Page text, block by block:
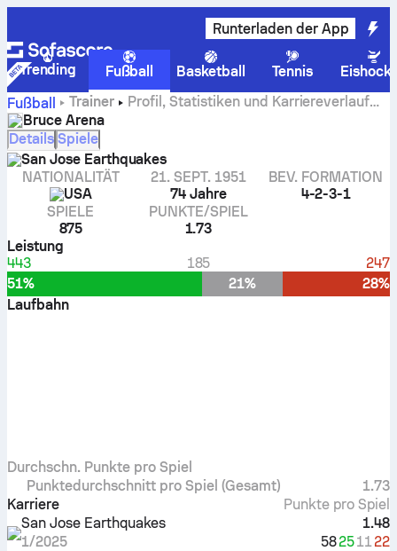
Runterladen der App
Trending Fußball Basketball Tennis
Fußball
Trainer
Profil, Statistiken und Karriereverlauf
von Bruce Arena
Bruce Arena
Details Spiele
San Jose Earthquakes
NATIONALITÄT
USA
21. SEPT. 1951
74 Jahre
BEV. FORMATION
4-2-3-1
SPIELE
875
PUNKTE/SPIEL
1.73
Leistung
443
185
247
51%
21%
28%
Laufbahn
Durchschn. Punkte pro Spiel
Punktedurchschnitt pro Spiel (Gesamt)
1.73
Karriere
Punkte pro Spiel
San Jose Earthquakes
1.48
1/2025
582511 22